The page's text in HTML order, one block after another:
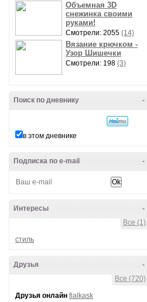
Объемная 3D
снежинка своими
руками!
Смотрели: 2055 (14)
Вязание крючком -
Узор Шишечки
Смотрели: 198 (3)
-
Поиск по дневнику
в этом дневнике
-
Подписка по e-mail
-
Интересы
Все (1)
стиль
-
Друзья
Все (720)
Друзья онлайн fialkask